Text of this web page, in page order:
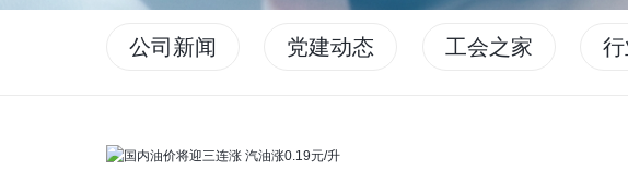
公司新闻 党建动态 工会之家